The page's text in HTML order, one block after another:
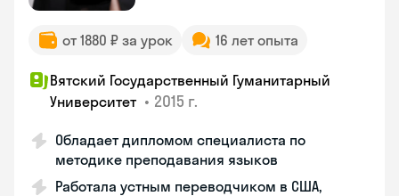
от 1880 ₽ за урок 16 лет опыта
Вятский Государственный Гуманитарный
Университет • 2015 г.
Обладает дипломом специалиста по
методике преподавания языков
Работала устным переводчиком в США,